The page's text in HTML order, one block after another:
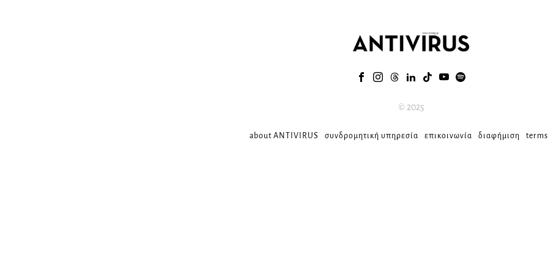
© 2025
about ANTIVIRUS συνδρομητική υπηρεσία επικοινωνία διαφήμιση